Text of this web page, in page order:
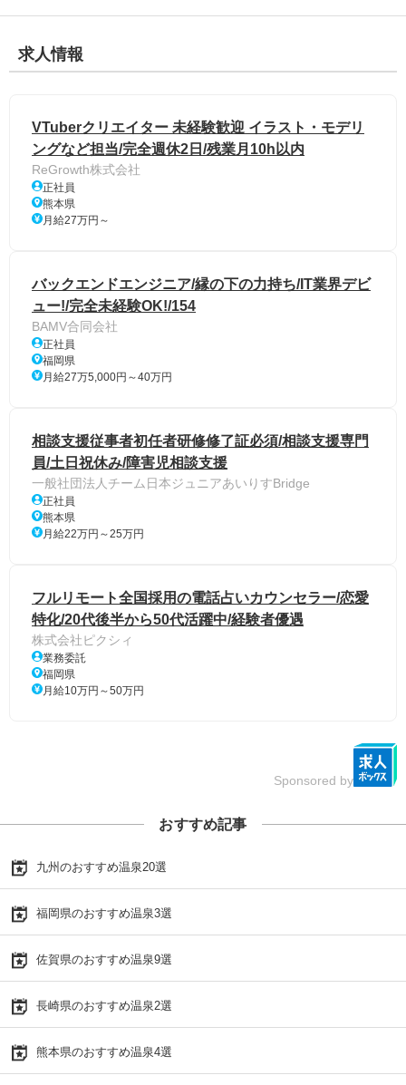
求人情報
VTuberクリエイター 未経験歓迎 イラスト・モデリ
ングなど担当/完全週休2日/残業月10h以内
ReGrowth株式会社
正社員
熊本県
月給27万円～
バックエンドエンジニア/縁の下の力持ち/IT業界デビ
ュー!/完全未経験OK!/154
BAMV合同会社
正社員
福岡県
月給27万5,000円～40万円
相談支援従事者初任者研修修了証必須/相談支援専門
員/土日祝休み/障害児相談支援
一般社団法人チーム日本ジュニアあいりすBridge
正社員
熊本県
月給22万円～25万円
フルリモート全国採用の電話占いカウンセラー/恋愛
特化/20代後半から50代活躍中/経験者優遇
株式会社ピクシィ
業務委託
福岡県
月給10万円～50万円
Sponsored by
おすすめ記事
九州のおすすめ温泉20選
福岡県のおすすめ温泉3選
佐賀県のおすすめ温泉9選
長崎県のおすすめ温泉2選
熊本県のおすすめ温泉4選